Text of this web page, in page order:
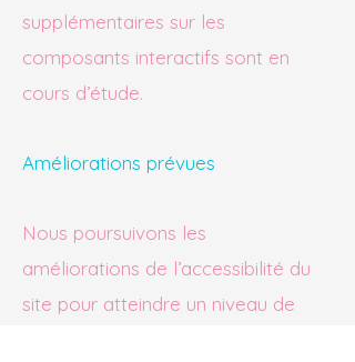
supplémentaires sur les
composants interactifs sont en
cours d’étude.
Améliorations prévues
Nous poursuivons les
améliorations de l’accessibilité du
site pour atteindre un niveau de